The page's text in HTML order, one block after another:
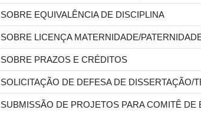
SOBRE EQUIVALÊNCIA DE DISCIPLINA
SOBRE LICENÇA MATERNIDADE/
SOBRE PRAZOS E CRÉDITOS
SOLICITAÇÃO DE DEFESA DE DISSERTAÇÃO/
SUBMISSÃO DE PROJETOS PARA COMITÊ DE